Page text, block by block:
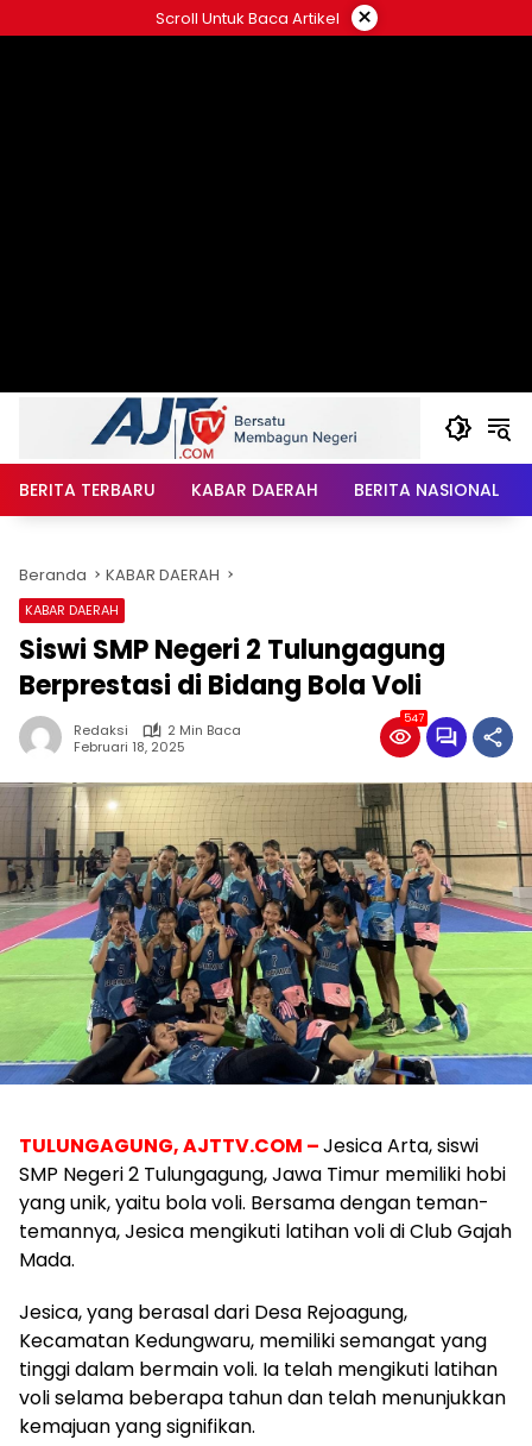
ke
Scroll Untuk Baca Artikel ×
BERITA TERBARU KABAR DAERAH BERITA NASIONAL
Beranda KABAR DAERAH
KABAR DAERAH
Siswi SMP Negeri 2 Tulungagung
Berprestasi di Bidang Bola Voli
Redaksi
2 Min Baca
Februari 18, 2025
547
TULUNGAGUNG, AJTTV.COM –Jesica Arta, siswi
SMP Negeri 2 Tulungagung, Jawa Timur memiliki hobi
yang unik, yaitu bola voli. Bersama dengan teman-
temannya, Jesica mengikuti latihan voli di Club Gajah
Mada.
Jesica, yang berasal dari Desa Rejoagung,
Kecamatan Kedungwaru, memiliki semangat yang
tinggi dalam bermain voli. Ia telah mengikuti latihan
voli selama beberapa tahun dan telah menunjukkan
kemajuan yang signifikan.